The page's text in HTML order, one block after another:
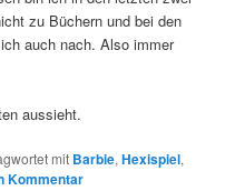
zu Büchern und bei den
auch nach. Also immer
aussieht.
mit Barbie,Hexispiel,
Kommentar